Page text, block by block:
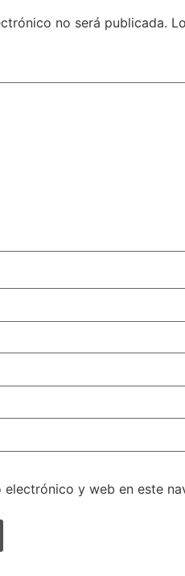
no será publicada.
electrónico y web en este